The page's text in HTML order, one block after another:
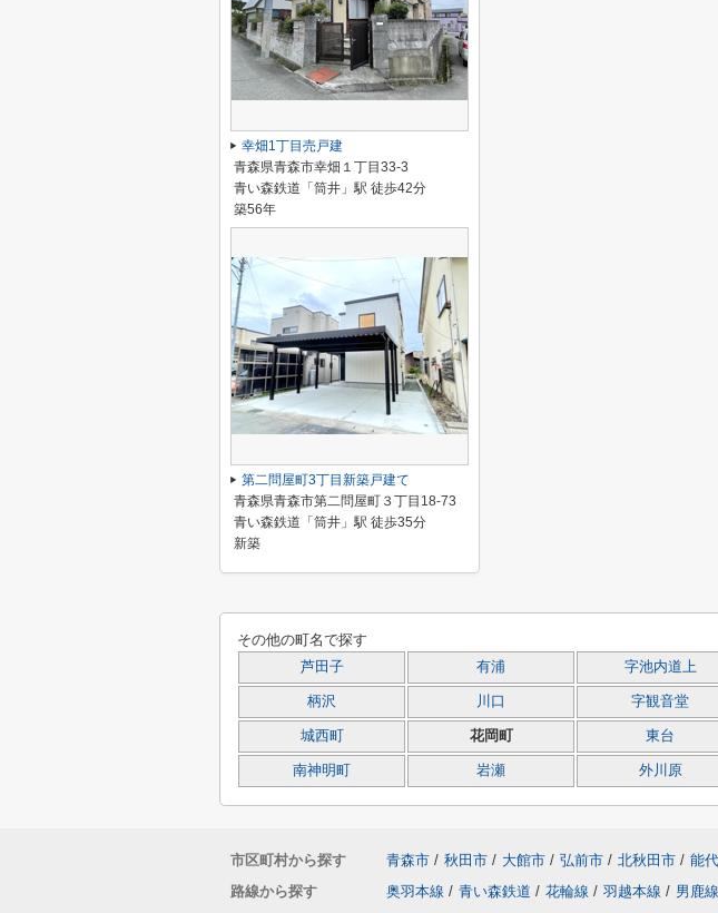
幸畑1丁目売戸建
青森県青森市幸畑１丁目33-3
青い森鉄道「筒井」駅 徒歩42分
築56年
第二問屋町3丁目新築戸建て
青森県青森市第二問屋町３丁目18-73
青い森鉄道「筒井」駅 徒歩35分
新築
その他の町名で探す
芦田子 有浦 字池内道上
柄沢 川口 字観音堂
城西町 花岡町 東台
南神明町 岩瀬 外川原
市区町村から探す 青森市 / 秋田市 / 大館市 / 弘前市 / 北秋田市 / 能
路線から探す
奥羽本線 / 青い森鉄道 / 花輪線 / 羽越本線 / 男鹿線